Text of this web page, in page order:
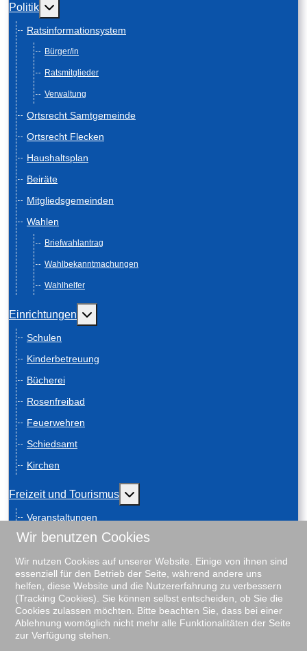
Politik Weitere Informationen: Politik
Ratsinformationsystem
Bürger/in
Ratsmitglieder
Verwaltung
Ortsrecht Samtgemeinde
Ortsrecht Flecken
Haushaltsplan
Beiräte
Mitgliedsgemeinden
Wahlen
Briefwahlantrag
Wahlbekanntmachungen
Wahlhelfer
Einrichtungen Weitere Informationen: Einrichtungen
Schulen
Kinderbetreuung
Bücherei
Rosenfreibad
Feuerwehren
Schiedsamt
Kirchen
Freizeit und Tourismus Weitere Informationen: Freizeit und
Veranstaltungen
Anreise
Geschichte
Schiebenscheeten
Gästeführungen
Unterkunftsverzeichnis
Wir benutzen Cookies
Wir nutzen Cookies auf unserer Website. Einige von ihnen sind
essenziell für den Betrieb der Seite, während andere uns
helfen, diese Website und die Nutzererfahrung zu verbessern
(Tracking Cookies). Sie können selbst entscheiden, ob Sie die
Cookies zulassen möchten. Bitte beachten Sie, dass bei einer
Ablehnung womöglich nicht mehr alle Funktionalitäten der Seite
zur Verfügung stehen.